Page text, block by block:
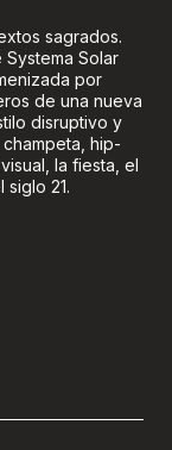
sagrados.
Solar
por
de una nueva
disruptivo y
hip-
la fiesta, el
21.